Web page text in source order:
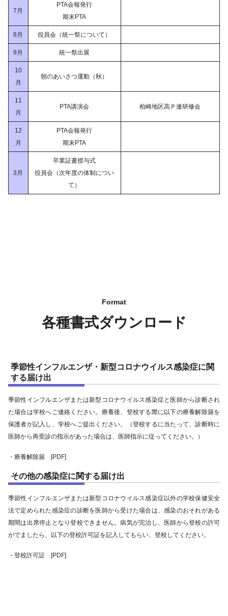
7月
PTA会報発行
期末PTA
8月 役員会（統一祭について）
9月 統一祭出展
10
月
朝のあいさつ運動（秋）
11
月
PTA講演会 柏崎地区高Ｐ連研修会
12
月
PTA会報発行
期末PTA
3月
卒業証書授与式
役員会（次年度の体制につい
て）
各種書式ダウンロード
季節性インフルエンザ・新型コロナウイルス感染症に関
する届け出
季節性インフルエンザまたは新型コロナウイルス感染症と医師から診断され
た場合は学校へご連絡ください。療養後、登校する際に以下の療養解除届を
保護者が記入し、学校へご提出ください。（登校するに当たって、診断時に
医師から再受診の指示があった場合は、医師指示に従ってください。）
・ 療養解除届 [PDF]
その他の感染症に関する届け出
季節性インフルエンザまたは新型コロナウイルス感染症以外の学校保健安全
法で定められた感染症の診断を医師から受けた場合は、感染のおそれがある
期間は出席停止となり登校できません。病気が完治し、医師から登校の許可
がでましたら、以下の登校許可証を記入してもらい、登校してください。
・ 登校許可証 [PDF]